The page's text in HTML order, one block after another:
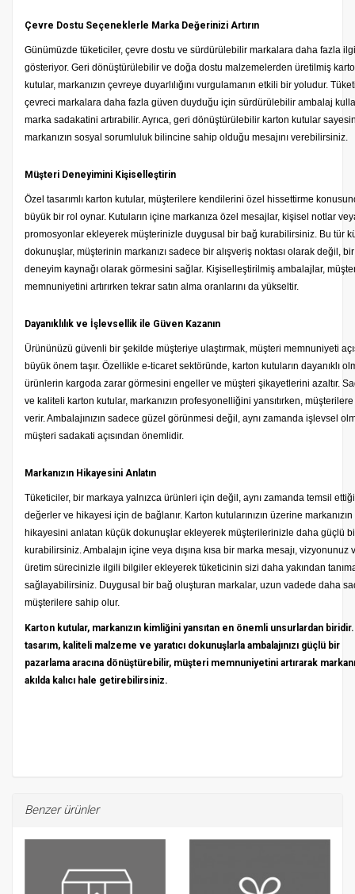
Çevre Dostu Seçeneklerle Marka Değerinizi Artırın
Günümüzde tüketiciler, çevre dostu ve sürdürülebilir markalara daha fazla ilgi
gösteriyor. Geri dönüştürülebilir ve doğa dostu malzemelerden üretilmiş
kutular, markanızın çevreye duyarlılığını vurgulamanın etkili bir yoludur.
çevreci markalara daha fazla güven duyduğu için sürdürülebilir ambalaj
marka sadakatini artırabilir. Ayrıca, geri dönüştürülebilir karton kutular
markanızın sosyal sorumluluk bilincine sahip olduğu mesajını verebilirsiniz.
Müşteri Deneyimini Kişiselleştirin
Özel tasarımlı karton kutular, müşterilere kendilerini özel hissettirme
büyük bir rol oynar. Kutuların içine markanıza özel mesajlar, kişisel notlar
promosyonlar ekleyerek müşterinizle duygusal bir bağ kurabilirsiniz. Bu tür
dokunuşlar, müşterinin markanızı sadece bir alışveriş noktası olarak değil, bir
deneyim kaynağı olarak görmesini sağlar. Kişiselleştirilmiş ambalajlar,
memnuniyetini artırırken tekrar satın alma oranlarını da yükseltir.
Dayanıklılık ve İşlevsellik ile Güven Kazanın
Ürününüzü güvenli bir şekilde müşteriye ulaştırmak, müşteri memnuniyeti
büyük önem taşır. Özellikle e-ticaret sektöründe, karton kutuların dayanıklı
ürünlerin kargoda zarar görmesini engeller ve müşteri şikayetlerini azaltır.
ve kaliteli karton kutular, markanızın profesyonelliğini yansıtırken,
verir. Ambalajınızın sadece güzel görünmesi değil, aynı zamanda işlevsel
müşteri sadakati açısından önemlidir.
Markanızın Hikayesini Anlatın
Tüketiciler, bir markaya yalnızca ürünleri için değil, aynı zamanda temsil ettiği
değerler ve hikayesi için de bağlanır. Karton kutularınızın üzerine markanızın
hikayesini anlatan küçük dokunuşlar ekleyerek müşterilerinizle daha güçlü
kurabilirsiniz. Ambalajın içine veya dışına kısa bir marka mesajı, vizyonunuz
üretim sürecinizle ilgili bilgiler ekleyerek tüketicinin sizi daha yakından
sağlayabilirsiniz. Duygusal bir bağ oluşturan markalar, uzun vadede daha
müşterilere sahip olur.
Karton kutular, markanızın kimliğini yansıtan en önemli unsurlardan
tasarım, kaliteli malzeme ve yaratıcı dokunuşlarla ambalajınızı güçlü bir
pazarlama aracına dönüştürebilir, müşteri memnuniyetini artırarak
akılda kalıcı hale getirebilirsiniz.
Benzer ürünler